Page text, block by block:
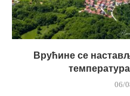
Врућине се
06/